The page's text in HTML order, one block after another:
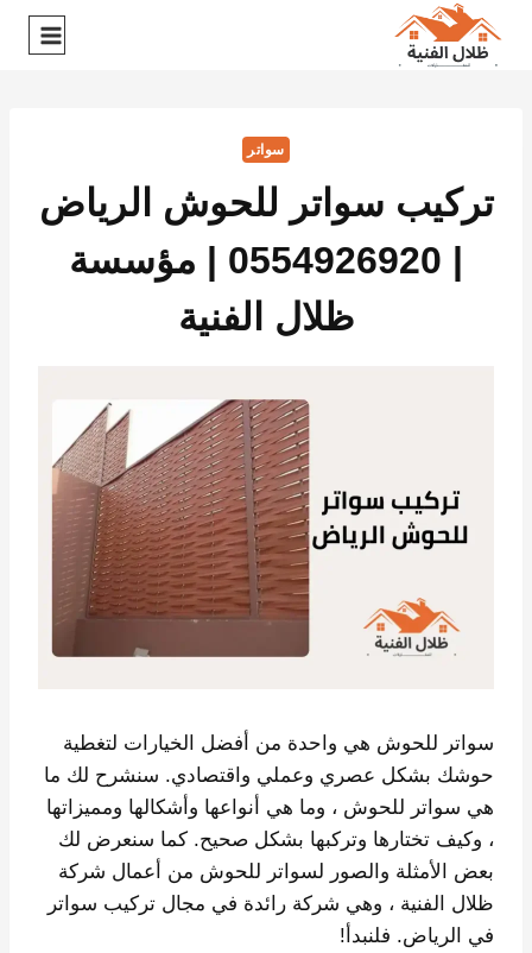
سواتر
تركيب سواتر للحوش الرياض
| 0554926920 | مؤسسة
ظلال الفنية
سواتر للحوش هي واحدة من أفضل الخيارات لتغطية
حوشك بشكل عصري وعملي واقتصادي. سنشرح لك ما
هي سواتر للحوش ، وما هي أنواعها وأشكالها ومميزاتها
، وكيف تختارها وتركبها بشكل صحيح. كما سنعرض لك
بعض الأمثلة والصور لسواتر للحوش من أعمال شركة
ظلال الفنية ، وهي شركة رائدة في مجال تركيب سواتر
في الرياض. فلنبدأ!